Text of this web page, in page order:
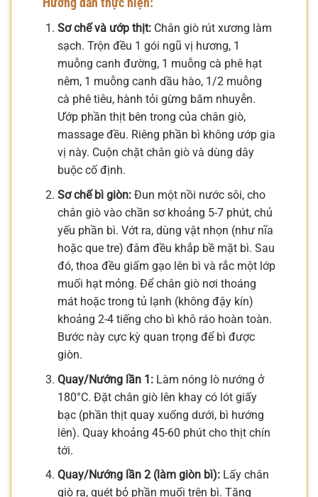
Sơ chế và ướp thịt:Chân giò rút xương làm
sạch. Trộn đều 1 gói ngũ vị hương, 1
muỗng canh đường, 1 muỗng cà phê hạt
nêm, 1 muỗng canh dầu hào, 1/2 muỗng
cà phê tiêu, hành tỏi gừng băm nhuyễn.
Ướp phần thịt bên trong của chân giò,
massage đều. Riêng phần bì không ướp gia
vị này. Cuộn chặt chân giò và dùng dây
buộc cố định.
Sơ chế bì giòn:Đun một nồi nước sôi, cho
chân giò vào chần sơ khoảng 5-7 phút, chủ
yếu phần bì. Vớt ra, dùng vật nhọn (như nĩa
hoặc que tre) đâm đều khắp bề mặt bì. Sau
đó, thoa đều giấm gạo lên bì và rắc một lớp
muối hạt mỏng. Để chân giò nơi thoáng
mát hoặc trong tủ lạnh (không đậy kín)
khoảng 2-4 tiếng cho bì khô ráo hoàn toàn.
Bước này cực kỳ quan trọng để bì được
giòn.
Quay/Nướng lần 1:Làm nóng lò nướng ở
180°C. Đặt chân giò lên khay có lót giấy
bạc (phần thịt quay xuống dưới, bì hướng
lên). Quay khoảng 45-60 phút cho thịt chín
tới.
Quay/Nướng lần 2 (làm giòn bì):Lấy chân
giò ra, quét bỏ phần muối trên bì. Tăng